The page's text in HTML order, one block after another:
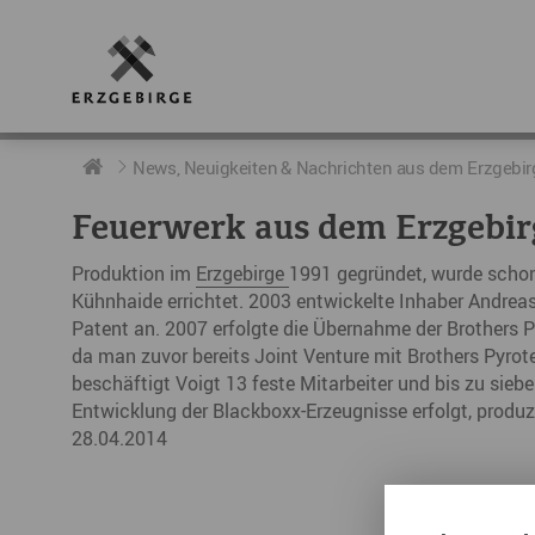
RUND UMS ERZGEBIRGE
Geschichte
Geografie
Der Erzgebirgskreis
Städte im Erzgebirge
Erzgebirgskrimi
AKTUELLES
Neuigkeiten
Podcast „hERZschlag“
DIE BOTSCHAFTER
Botschafter im Überblick
Botschafterveranstaltungen
News, Neuigkeiten & Nachrichten aus dem
Feuerwerk aus dem
Produktion im Erzgebirge 1991 gegründet, wurde
Kühnhaide errichtet. 2003 entwickelte Inhaber
Patent an. 2007 erfolgte die Übernahme der Brothers
da man zuvor bereits Joint Venture mit Brothers
beschäftigt Voigt 13 feste Mitarbeiter und bis zu
Entwicklung der Blackboxx-Erzeugnisse erfolgt,
28.04.2014